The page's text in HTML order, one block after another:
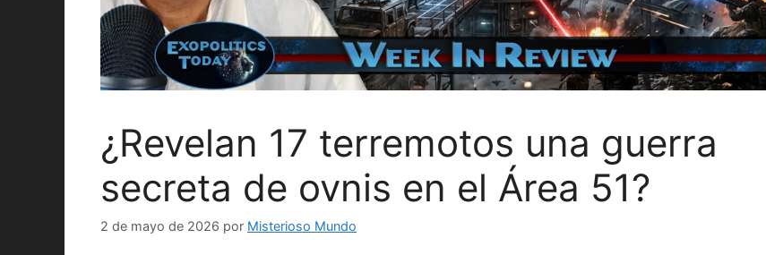
¿Revelan 17 terremotos una guerra
secreta de ovnis en el Área 51?
2 de mayo de 2026 por Misterioso Mundo